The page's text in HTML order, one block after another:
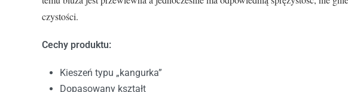
czystości.
Cechy produktu:
Kieszeń typu „kangurka”
Dopasowany kształt